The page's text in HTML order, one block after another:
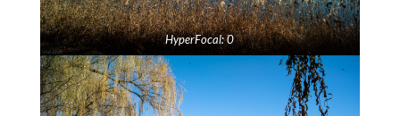
HyperFocal: 0